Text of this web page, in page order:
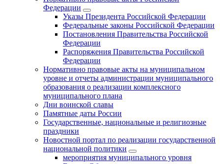
Федерации
Указы Президента Российской Федерации
Федеральные законы Российской Федерации
Постановления Правительства Российской
Федерации
Распоряжения Правительства Российской
Федерации
Нормативно правовые акты на муниципальном
уровне и отчеты администрации муниципального
образования о реализации комплексного
муниципального плана
Дни воинской славы
Памятные даты России
Государственные, национальные и религиозные
праздники
Новостной портал по реализации государственной
национальной политики
мероприятия муниципального уровня